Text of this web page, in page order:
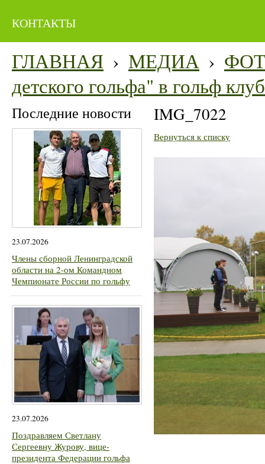
КОНТАКТЫ
ГЛАВНАЯ › МЕДИА ›
детского гольфа" в гольф
Последние новости
23.07.2026
Члены сборной Ленинградской
области на 2-ом Командном
Чемпионате России по гольфу
23.07.2026
Поздравляем Светлану
Сергеевну Журову, вице-
президента Федерации гольфа
IMG_7022
Вернуться к списку